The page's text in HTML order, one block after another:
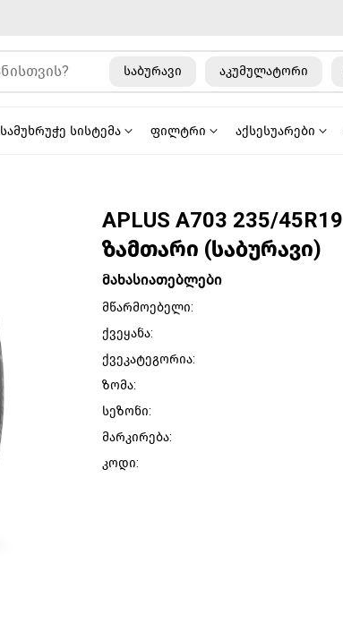
საბურავი აკუმულატორი
სამუხრუჭე სისტემა ფილტრი აქსესუარები
APLUS A703 235/45R19
ზამთარი (საბურავი)
მახასიათებლები
მწარმოებელი:
ქვეყანა:
ქვეკატეგორია:
ზომა:
სეზონი:
მარკირება:
კოდი: